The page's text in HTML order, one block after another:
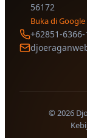
56172
Buka di
+62851-
© 2026